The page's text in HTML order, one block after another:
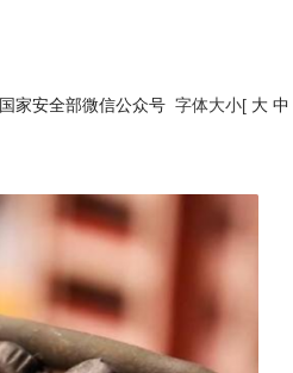
国家安全部微信公众号 字体大小[ 大 中